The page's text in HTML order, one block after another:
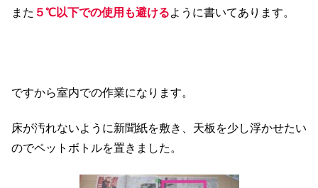
また ５℃以下での使用も避けるように書いてあります。
ですから室内での作業になります。
床が汚れないように新聞紙を敷き、天板を少し浮かせたい
のでペットボトルを置きました。